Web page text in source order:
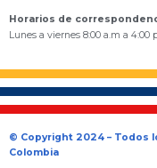
Horarios de
Lunes a viernes 8:00 a.m a 4:00
© Copyright 2024 – Todos
Colombia